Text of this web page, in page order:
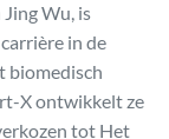
Wu, is
in de
biomedisch
X ontwikkelt ze
tot Het